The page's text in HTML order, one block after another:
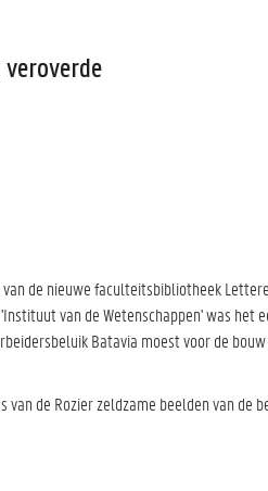
de nieuwe faculteitsbibliotheek
van de Wetenschappen' was het
Batavia moest voor de
de Rozier zeldzame beelden van de